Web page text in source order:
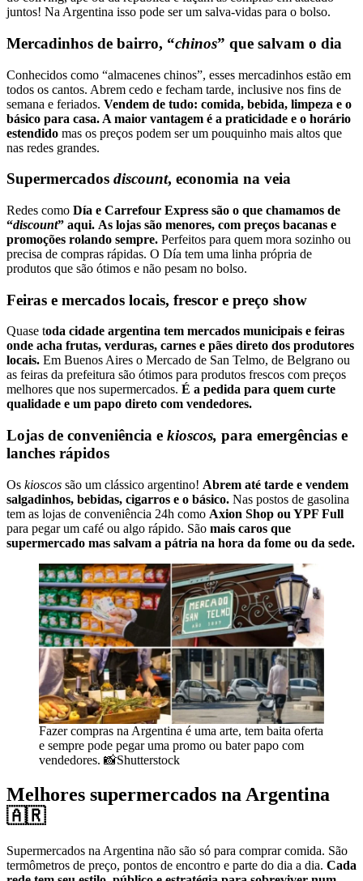
juntos! Na Argentina isso pode ser um salva-vidas para o bolso.
Mercadinhos de bairro, “chinos” que salvam o dia
Conhecidos como “almacenes chinos”, esses mercadinhos estão em
todos os cantos. Abrem cedo e fecham tarde, inclusive nos fins de
semana e feriados. Vendem de tudo: comida, bebida, limpeza e o
básico para casa. A maior vantagem é a praticidade e o horário
estendido mas os preços podem ser um pouquinho mais altos que
nas redes grandes.
Supermercados discount, economia na veia
Redes como Día e Carrefour Express são o que chamamos de
“discount” aqui. As lojas são menores, com preços bacanas e
promoções rolando sempre. Perfeitos para quem mora sozinho ou
precisa de compras rápidas. O Día tem uma linha própria de
produtos que são ótimos e não pesam no bolso.
Feiras e mercados locais, frescor e preço show
Quase toda cidade argentina tem mercados municipais e feiras
onde acha frutas, verduras, carnes e pães direto dos produtores
locais. Em Buenos Aires o Mercado de San Telmo, de Belgrano ou
as feiras da prefeitura são ótimos para produtos frescos com preços
melhores que nos supermercados. É a pedida para quem curte
qualidade e um papo direto com vendedores.
Lojas de conveniência e kioscos, para emergências e
lanches rápidos
Os kioscos são um clássico argentino! Abrem até tarde e vendem
salgadinhos, bebidas, cigarros e o básico. Nas postos de gasolina
tem as lojas de conveniência 24h como Axion Shop ou YPF Full
para pegar um café ou algo rápido. São mais caros que
supermercado mas salvam a pátria na hora da fome ou da sede.
Fazer compras na Argentina é uma arte, tem baita oferta
e sempre pode pegar uma promo ou bater papo com
vendedores. 📸Shutterstock
Melhores supermercados na Argentina
🇦🇷
Supermercados na Argentina não são só para comprar comida. São
termômetros de preço, pontos de encontro e parte do dia a dia. Cada